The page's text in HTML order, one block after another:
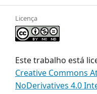
Licença
Este trabalho está
Creative Commons
NoDerivatives 4.0